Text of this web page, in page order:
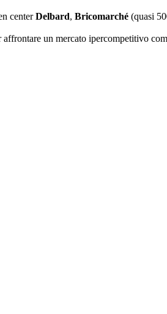
centerDelbard, Bricomarché (quasi
un mercato ipercompetitivo